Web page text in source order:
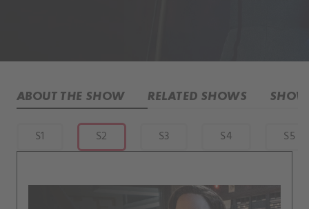
ABOUT THE SHOW RELATED SHOWS
S1 S2 S3 S4 S5